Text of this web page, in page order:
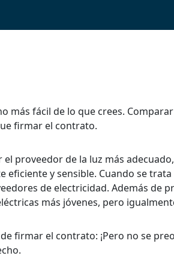
fácil de lo que crees.
firmar el contrato.
el proveedor de la luz más
y sensible. Cuando se
de electricidad. Además de
más jóvenes, pero
firmar el contrato: ¡Pero no se